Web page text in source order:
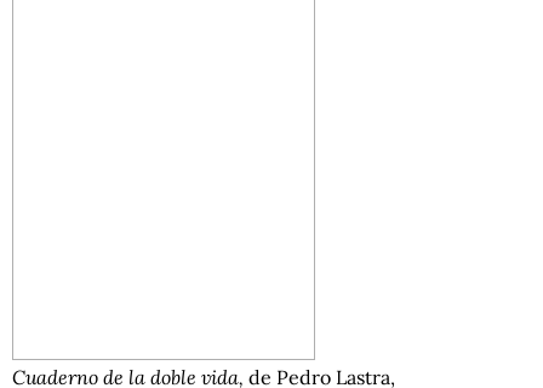
Cuaderno de la doble vida, de Pedro Lastra,